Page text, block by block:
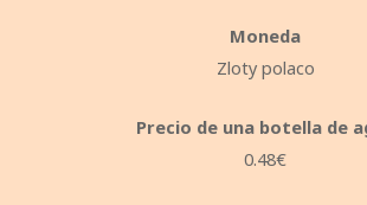
Moneda
Zloty polaco
Precio de una botella de
0.48€